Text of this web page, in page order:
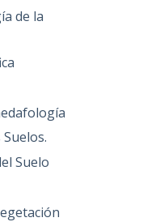
de la
Suelo